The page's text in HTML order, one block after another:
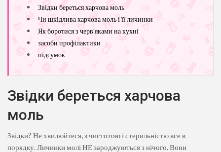
Звідки береться харчова моль
Чи шкідлива харчова моль і її личинки
Як боротися з черв'яками на кухні
засоби профілактики
підсумок
Звідки береться харчова
моль
Звідки? Не хвилюйтеся, з чистотою і стерильністю все в
порядку. Личинки молі НЕ зароджуються з нічого. Вони